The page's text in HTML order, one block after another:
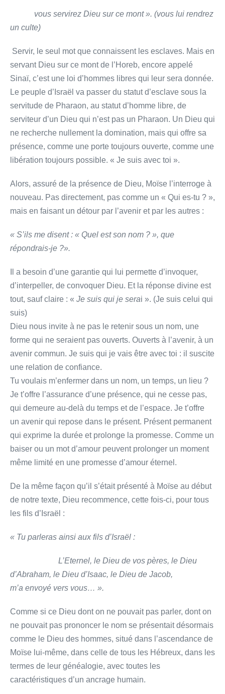
vous servirez Dieu sur ce mont ». (vous lui rendrez
un culte)
Servir, le seul mot que connaissent les esclaves. Mais en
servant Dieu sur ce mont de l’Horeb, encore appelé
Sinaï, c’est une loi d’hommes libres qui leur sera donnée.
Le peuple d’Israël va passer du statut d’esclave sous la
servitude de Pharaon, au statut d’homme libre, de
serviteur d’un Dieu qui n’est pas un Pharaon. Un Dieu qui
ne recherche nullement la domination, mais qui offre sa
présence, comme une porte toujours ouverte, comme une
libération toujours possible. « Je suis avec toi ».
Alors, assuré de la présence de Dieu, Moïse l’interroge à
nouveau. Pas directement, pas comme un « Qui es-tu ? »,
mais en faisant un détour par l’avenir et par les autres :
« S’ils me disent : « Quel est son nom ? », que
répondrais-je ?».
Il a besoin d’une garantie qui lui permette d’invoquer,
d’interpeller, de convoquer Dieu. Et la réponse divine est
tout, sauf claire : « Je suis qui je serai ». (Je suis celui qui
suis)
Dieu nous invite à ne pas le retenir sous un nom, une
forme qui ne seraient pas ouverts. Ouverts à l’avenir, à un
avenir commun. Je suis qui je vais être avec toi : il suscite
une relation de confiance.
Tu voulais m’enfermer dans un nom, un temps, un lieu ?
Je t’offre l’assurance d’une présence, qui ne cesse pas,
qui demeure au-delà du temps et de l’espace. Je t’offre
un avenir qui repose dans le présent. Présent permanent
qui exprime la durée et prolonge la promesse. Comme un
baiser ou un mot d’amour peuvent prolonger un moment
même limité en une promesse d’amour éternel.
De la même façon qu’il s’était présenté à Moïse au début
de notre texte, Dieu recommence, cette fois-ci, pour tous
les fils d’Israël :
« Tu parleras ainsi aux fils d’Israël :
L’Eternel, le Dieu de vos pères, le Dieu
d’Abraham, le Dieu d’Isaac, le Dieu de Jacob,
m’a envoyé vers vous… ».
Comme si ce Dieu dont on ne pouvait pas parler, dont on
ne pouvait pas prononcer le nom se présentait désormais
comme le Dieu des hommes, situé dans l’ascendance de
Moïse lui-même, dans celle de tous les Hébreux, dans les
termes de leur généalogie, avec toutes les
caractéristiques d’un ancrage humain.